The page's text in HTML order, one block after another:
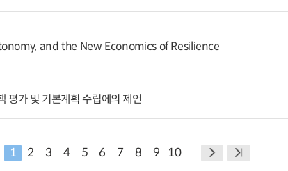
and the New Economics of Resilience
평가 및 기본계획 수립에의 제언
1 2 3 4 5 6 7 8 9 10